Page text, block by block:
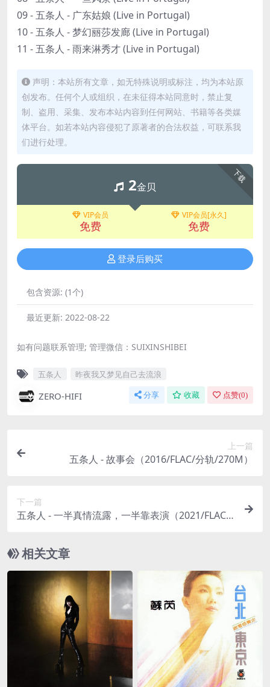
09 - 五条人 - 广东姑娘 (Live in Portugal)
10 - 五条人 - 梦幻丽莎发廊 (Live in Portugal)
11 - 五条人 - 雨来淋秀才 (Live in Portugal)
声明：本站所有文章，如无特殊说明或标注，均为本站原
创发布。任何个人或组织，在未征得本站同意时，禁止复
制、盗用、采集、发布本站内容到任何网站、书籍等各类媒
体平台。如若本站内容侵犯了原著者的合法权益，可联系我
们进行处理。
下载
2金贝
VIP会员
免费
VIP会员[永久]
免费
登录后购买
包含资源: (1个)
最近更新: 2022-08-22
如有问题联系管理; 管理微信：SUIXINSHIBEI
五条人 昨夜我又梦见自己去流浪
ZERO-HIFI 分享 收藏 点赞(0)
上一篇
五条人 - 故事会（2016/FLAC/分轨/270M）
下一篇
五条人 - 一半真情流露，一半靠表演（2021/FLAC/
相关文章